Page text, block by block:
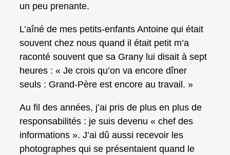
un peu prenante.
L’aîné de mes petits-enfants Antoine qui était
souvent chez nous quand il était petit m’a
raconté souvent que sa Grany lui disait à sept
heures : « Je crois qu’on va encore dîner
seuls : Grand-Père est encore au travail. »
Au fil des années, j’ai pris de plus en plus de
responsabilités : je suis devenu « chef des
informations ». J’ai dû aussi recevoir les
photographes qui se présentaient quand le